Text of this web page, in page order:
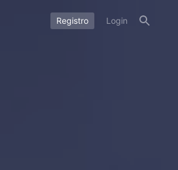
Registro Login